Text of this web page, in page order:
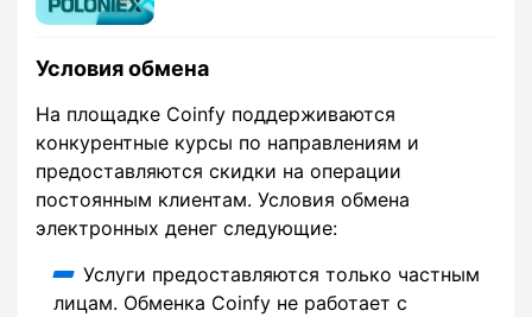
Условия обмена
На площадке Coinfy поддерживаются
конкурентные курсы по направлениям и
предоставляются скидки на операции
постоянным клиентам. Условия обмена
электронных денег следующие:
Услуги предоставляются только частным
лицам. Обменка Coinfy не работает с